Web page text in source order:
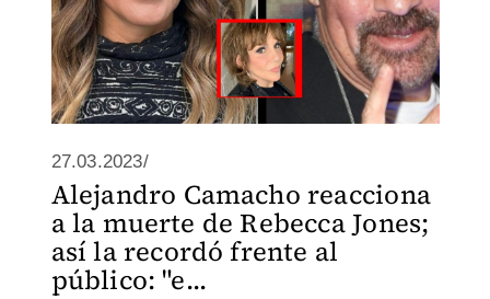
27.03.2023/
Alejandro Camacho reacciona
a la muerte de Rebecca Jones;
así la recordó frente al
público: "e...